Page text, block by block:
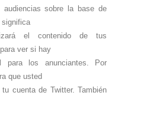
sobre la base de
significa
el contenido de tus
ver si hay
para los anunciantes. Por
que usted
cuenta de Twitter. También